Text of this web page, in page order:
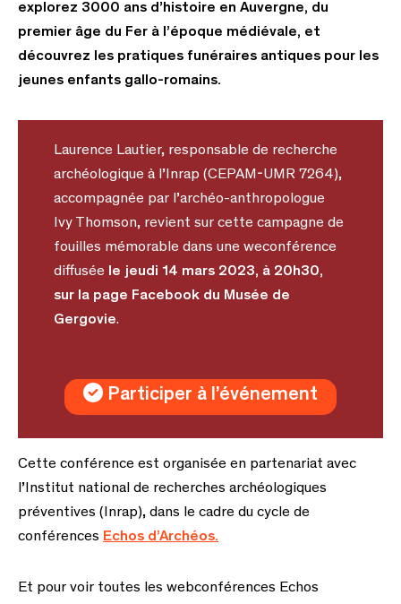
explorez 3000 ans d’histoire en Auvergne, du
premier âge du Fer à l’époque médiévale, et
découvrez les pratiques funéraires antiques pour les
jeunes enfants gallo-romains.
Laurence Lautier, responsable de recherche
archéologique à l’Inrap (CEPAM-UMR 7264),
accompagnée par l’archéo-anthropologue
Ivy Thomson, revient sur cette campagne de
fouilles mémorable dans une weconférence
diffusée le jeudi 14 mars 2023, à 20h30,
sur la page Facebook du Musée de
Gergovie.
Participer à l’événement
Cette conférence est organisée en partenariat avec
l’Institut national de recherches archéologiques
préventives (Inrap), dans le cadre du cycle de
conférences Echos d’Archéos.
Et pour voir toutes les webconférences Echos